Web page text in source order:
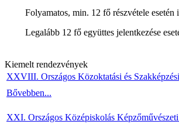
Folyamatos, min. 12 fő részvétele esetén
Legalább 12 fő együttes jelentkezése
Kiemelt rendezvények
XXVIII. Országos Közoktatási és
Bővebben...
XXI. Országos Középiskolás